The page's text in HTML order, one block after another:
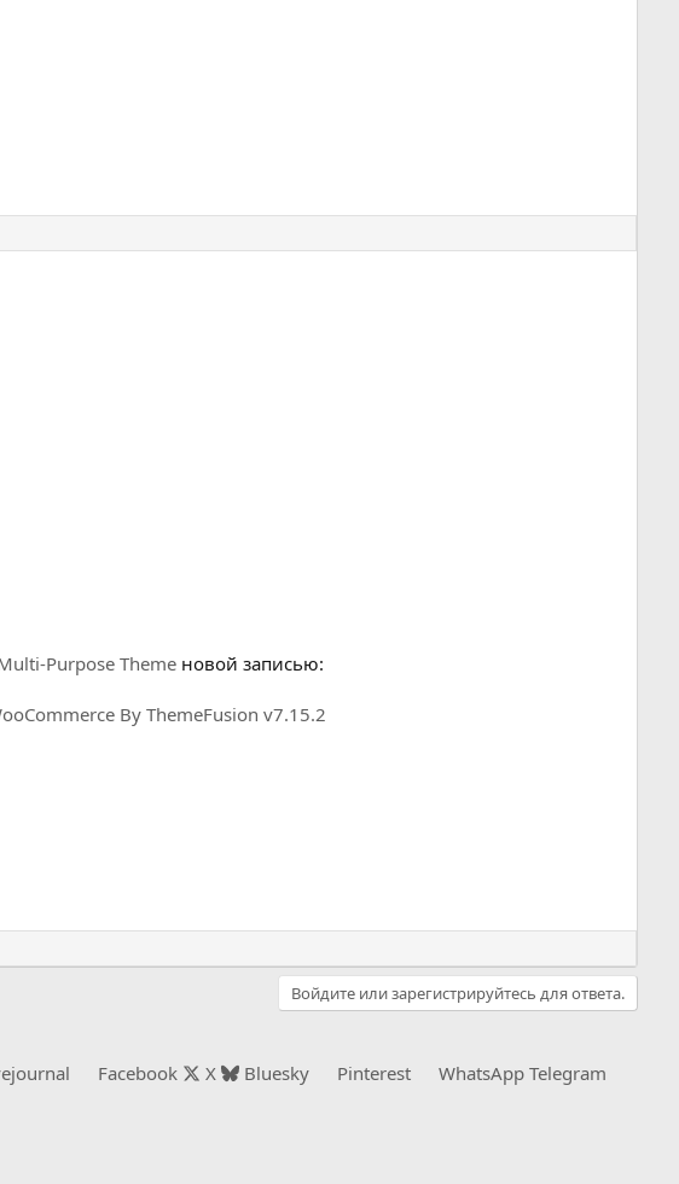
Purpose Theme новой записью:
By ThemeFusion v7.15.2
Войдите или зарегистрируйтесь для ответа.
Facebook X Bluesky Pinterest WhatsApp Telegram